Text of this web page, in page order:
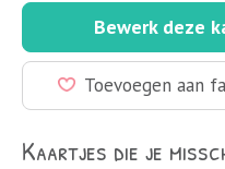
Bewerk deze
Toevoegen aan
Kaartjes die je